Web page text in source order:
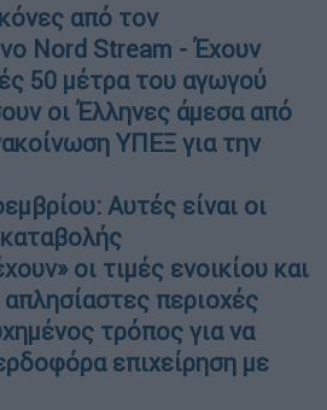
από τον
Nord Stream - Έχουν
50 μέτρα του αγωγού
οι Έλληνες άμεσα από
ΥΠΕΞ για την
Αυτές είναι οι
οι τιμές ενοικίου και
περιοχές
τρόπος για να
επιχείρηση με